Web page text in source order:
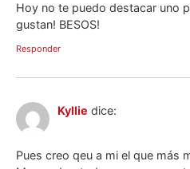
Hoy no te puedo destacar uno
gustan! BESOS!
Responder
Kyllie dice:
Pues creo qeu a mi el que más